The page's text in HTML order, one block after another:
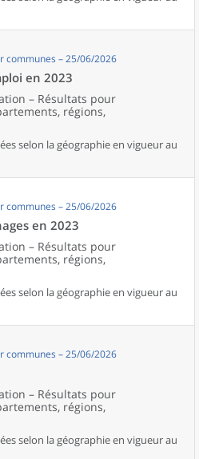
communes – 25/06/2026
en 2023
– Résultats pour
régions,
selon la géographie en vigueur au
communes – 25/06/2026
en 2023
– Résultats pour
régions,
selon la géographie en vigueur au
communes – 25/06/2026
– Résultats pour
régions,
selon la géographie en vigueur au